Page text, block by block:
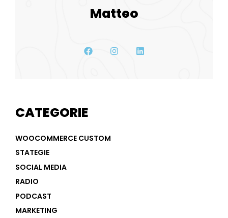
Matteo
CATEGORIE
WOOCOMMERCE CUSTOM
STATEGIE
SOCIAL MEDIA
RADIO
PODCAST
MARKETING